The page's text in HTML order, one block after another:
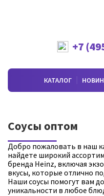
+7
КАТАЛОГ
Соусы оптом
Добро пожаловать в наш
найдете широкий
бренда Heinz, включая
вкусы, которые отлично
Наши соусы помогут вам
уникальности в любое